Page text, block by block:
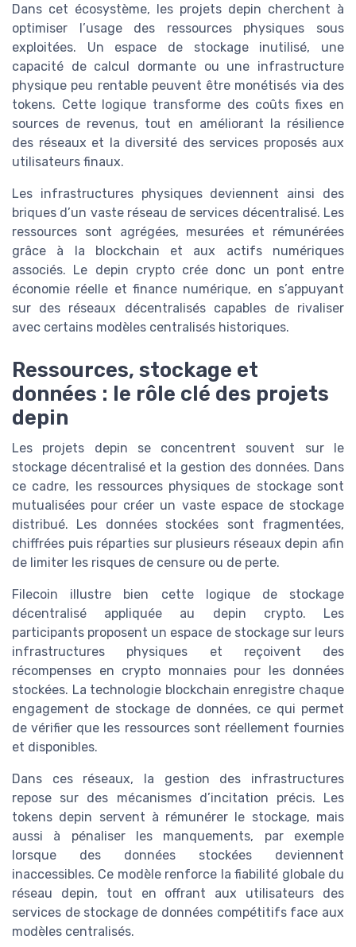
Dans cet écosystème, les projets depin cherchent à
optimiser l’usage des ressources physiques sous
exploitées. Un espace de stockage inutilisé, une
capacité de calcul dormante ou une infrastructure
physique peu rentable peuvent être monétisés via des
tokens. Cette logique transforme des coûts fixes en
sources de revenus, tout en améliorant la résilience
des réseaux et la diversité des services proposés aux
utilisateurs finaux.
Les infrastructures physiques deviennent ainsi des
briques d’un vaste réseau de services décentralisé. Les
ressources sont agrégées, mesurées et rémunérées
grâce à la blockchain et aux actifs numériques
associés. Le depin crypto crée donc un pont entre
économie réelle et finance numérique, en s’appuyant
sur des réseaux décentralisés capables de rivaliser
avec certains modèles centralisés historiques.
Ressources, stockage et
données : le rôle clé des projets
depin
Les projets depin se concentrent souvent sur le
stockage décentralisé et la gestion des données. Dans
ce cadre, les ressources physiques de stockage sont
mutualisées pour créer un vaste espace de stockage
distribué. Les données stockées sont fragmentées,
chiffrées puis réparties sur plusieurs réseaux depin afin
de limiter les risques de censure ou de perte.
Filecoin illustre bien cette logique de stockage
décentralisé appliquée au depin crypto. Les
participants proposent un espace de stockage sur leurs
infrastructures physiques et reçoivent des
récompenses en crypto monnaies pour les données
stockées. La technologie blockchain enregistre chaque
engagement de stockage de données, ce qui permet
de vérifier que les ressources sont réellement fournies
et disponibles.
Dans ces réseaux, la gestion des infrastructures
repose sur des mécanismes d’incitation précis. Les
tokens depin servent à rémunérer le stockage, mais
aussi à pénaliser les manquements, par exemple
lorsque des données stockées deviennent
inaccessibles. Ce modèle renforce la fiabilité globale du
réseau depin, tout en offrant aux utilisateurs des
services de stockage de données compétitifs face aux
modèles centralisés.